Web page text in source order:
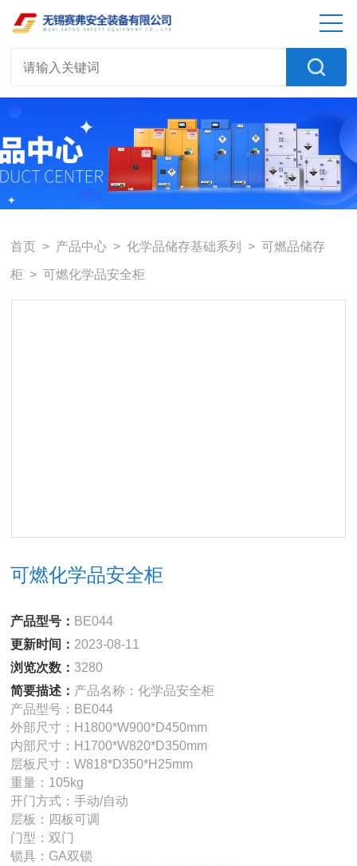
首页 > 产品中心 >化学品储存基础系列 >可燃品储存
柜 > 可燃化学品安全柜
可燃化学品安全柜
产品型号： BE044
更新时间： 2023-08-11
浏览次数：3280
简要描述： 产品名称：化学品安全柜
产品型号：BE044
外部尺寸：H1800*W900*D450mm
内部尺寸：H1700*W820*D350mm
层板尺寸：W818*D350*H25mm
重量：105kg
开门方式：手动/自动
层板：四板可调
门型：双门
锁具：GA双锁